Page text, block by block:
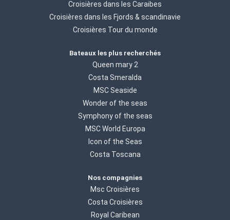
Croisières dans les Caraibes
Croisières dans les Fjords & scandinavie
Croisières Tour du monde
Bateaux les plus recherchés
Queen mary 2
Costa Smeralda
MSC Seaside
Wonder of the seas
Symphony of the seas
MSC World Europa
Icon of the Seas
Costa Toscana
Nos compagnies
Msc Croisières
Costa Croisières
Royal Caribean